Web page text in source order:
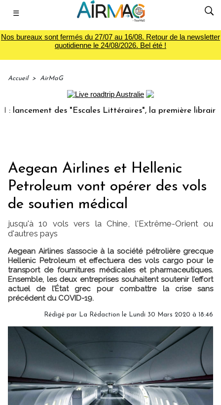
☰
Nos bureaux sont fermés du 27/07 au 16/08. Retour de la newsletter
quotidienne le 24/08/2026. Bel été !
Accueil > AirMaG
des "Escales Littéraires", la première librairie du
Aegean Airlines et Hellenic
Petroleum vont opérer des vols
de soutien médical
jusqu'à 10 vols vers la Chine, l'Extrême-Orient ou
d'autres pays
Aegean Airlines s’associe à la société pétrolière grecque
Hellenic Petroleum et effectuera des vols cargo pour le
transport de fournitures médicales et pharmaceutiques.
Ensemble, les deux entreprises souhaitent soutenir l’effort
actuel de l’État grec pour combattre la crise sans
précédent du COVID-19.
Rédigé par La Rédaction le Lundi 30 Mars 2020 à 18:46